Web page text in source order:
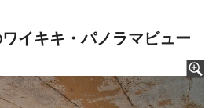
イキキ・パノラマビュー